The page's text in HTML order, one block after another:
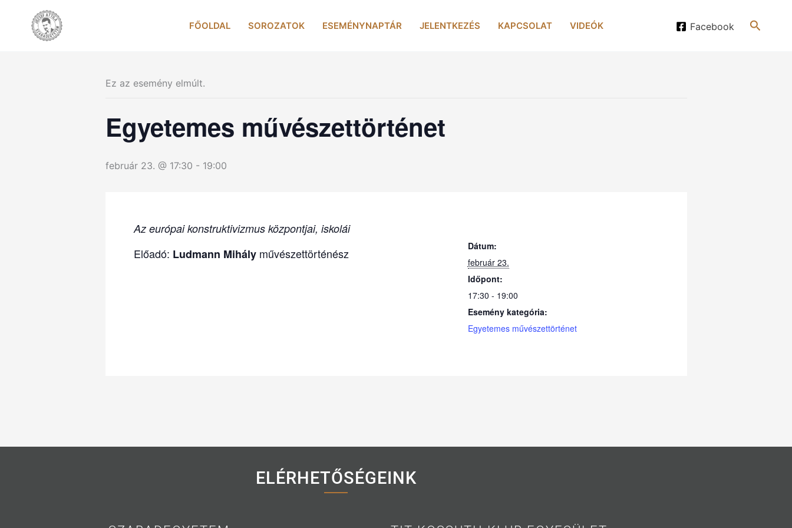
FŐOLDAL SOROZATOK ESEMÉNYNAPTÁR JELENTKEZÉS KAPCSOLAT VIDEÓK Facebook Search
Ez az esemény elmúlt.
Egyetemes művészettörténet
február 23. @ 17:30 - 19:00
Az európai konstruktivizmus központjai, iskolái
Előadó: Ludmann Mihályművészettörténész
Dátum:
február 23.
Időpont:
17:30 - 19:00
Esemény kategória:
Egyetemes művészettörténet
ELÉRHETŐSÉGEINK